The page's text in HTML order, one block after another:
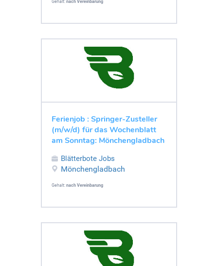
Gehalt: nach Vereinbarung
Ferienjob : Springer-Zusteller
(m/w/d) für das Wochenblatt
am Sonntag: Mönchengladbach
Blätterbote Jobs
Mönchengladbach
Gehalt: nach Vereinbarung